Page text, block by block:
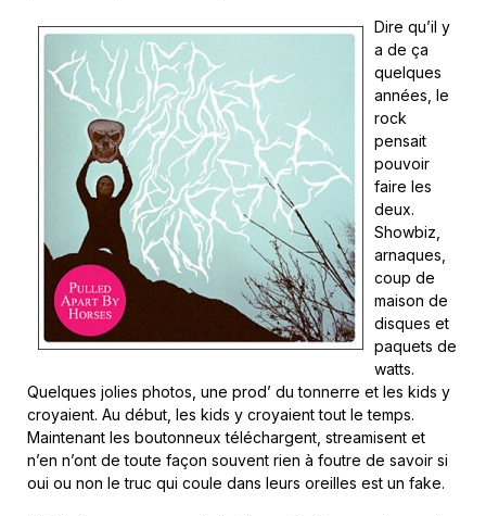
Dire qu’il y
a de ça
quelques
années, le
rock
pensait
pouvoir
faire les
deux.
Showbiz,
arnaques,
coup de
maison de
disques et
paquets de
watts.
Quelques jolies photos, une prod’ du tonnerre et les kids y
croyaient. Au début, les kids y croyaient tout le temps.
Maintenant les boutonneux téléchargent, streamisent et
n’en n’ont de toute façon souvent rien à foutre de savoir si
oui ou non le truc qui coule dans leurs oreilles est un fake.